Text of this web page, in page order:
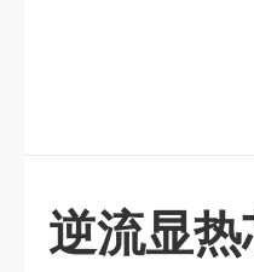
逆流显